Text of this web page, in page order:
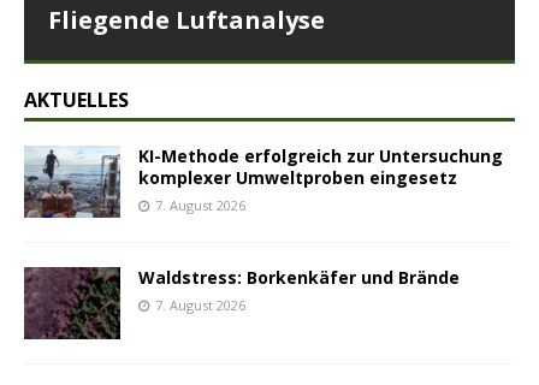
Fliegende Luftanalyse
AKTUELLES
KI-Methode erfolgreich zur Untersuchung
komplexer Umweltproben eingesetz
7. August 2026
Waldstress: Borkenkäfer und Brände
7. August 2026